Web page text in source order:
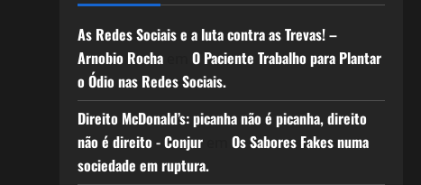
As Redes Sociais e a luta contra as Trevas! –
Arnobio Rochaem O Paciente Trabalho para Plantar
o Ódio nas Redes Sociais.
Direito McDonald’s: picanha não é picanha, direito
não é direito - Conjurem Os Sabores Fakes numa
sociedade em ruptura.